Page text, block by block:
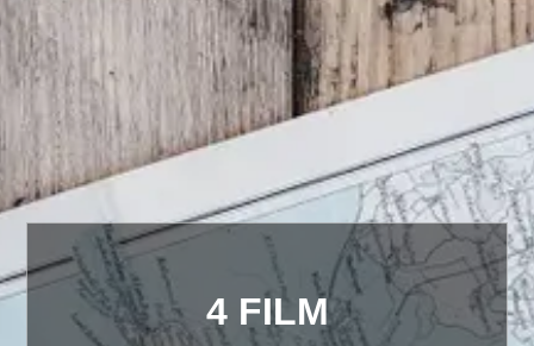
4 FILM